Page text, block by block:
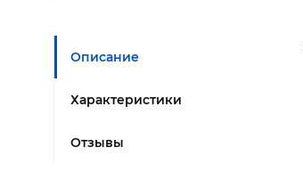
Описание
Характеристики
Отзывы